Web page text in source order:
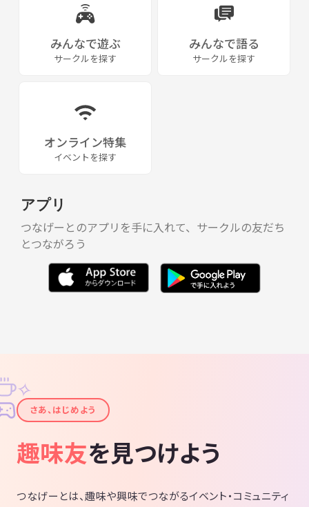
みんなで遊ぶ
サークルを探す
みんなで語る
サークルを探す
オンライン特集
イベントを探す
アプリ
つなげーとのアプリを手に入れて、サークルの友だち
とつながろう
✦
✧
さあ、はじめよう
趣味友を見つけよう
つなげーとは、趣味や興味でつながるイベント・コミュニティ